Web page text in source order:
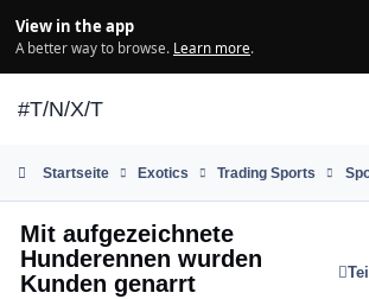
View in the app
A better way to browse. Learn more.
#T/N/X/T
Startseite Exotics Trading Sports
Mit aufgezeichnete
Hunderennen wurden
Kunden genarrt